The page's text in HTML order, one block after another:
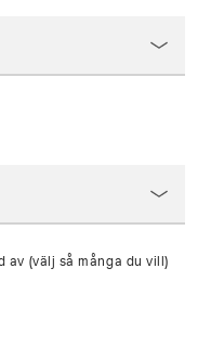
av (välj så många du vill)